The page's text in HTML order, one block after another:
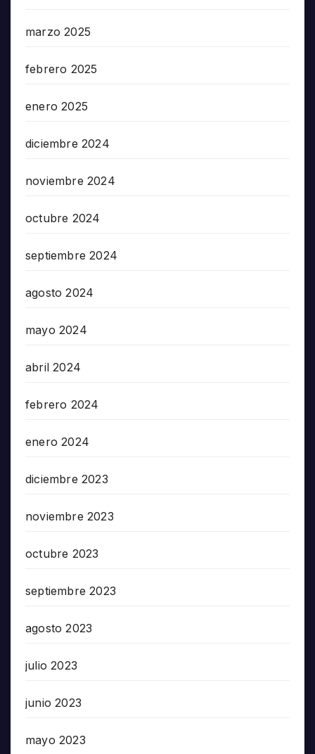
marzo 2025
febrero 2025
enero 2025
diciembre 2024
noviembre 2024
octubre 2024
septiembre 2024
agosto 2024
mayo 2024
abril 2024
febrero 2024
enero 2024
diciembre 2023
noviembre 2023
octubre 2023
septiembre 2023
agosto 2023
julio 2023
junio 2023
mayo 2023